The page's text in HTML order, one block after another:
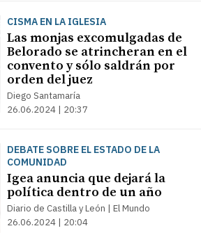
CISMA EN LA IGLESIA
Las monjas excomulgadas de
Belorado se atrincheran en el
convento y sólo saldrán por
orden del juez
Diego Santamaría
26.06.2024 | 20:37
DEBATE SOBRE EL ESTADO DE LA
COMUNIDAD
Igea anuncia que dejará la
política dentro de un año
Diario de Castilla y León | El Mundo
26.06.2024 | 20:04